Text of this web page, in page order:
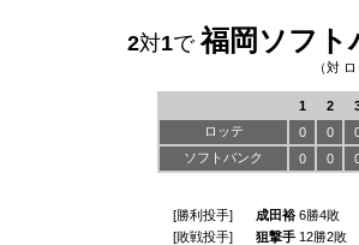
2対1で福岡ソフト
（対
1 2
ロッテ
0 0
ソフトバンク
0 0
[勝利投手] 成田裕 6勝4敗
[敗戦投手]
狙撃手 12勝2敗